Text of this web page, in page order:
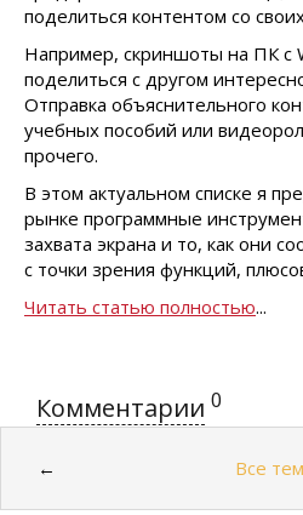
поделиться контентом со
Например, скриншоты на ПК с
поделиться с другом
Отправка объяснительного
учебных пособий или
прочего.
В этом актуальном списке я
рынке программные
захвата экрана и то, как они
с точки зрения функций,
Читать статью полностью...
Комментарии 0
← Все